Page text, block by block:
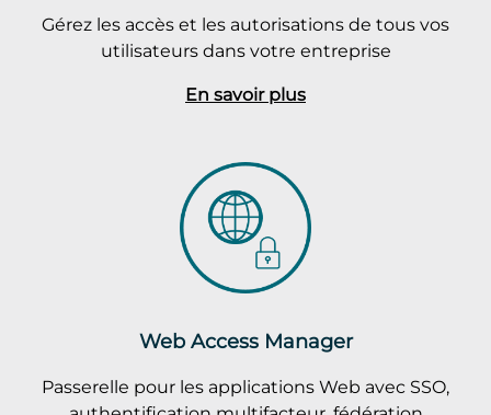
Gérez les accès et les autorisations de tous vos
utilisateurs dans votre entreprise
En savoir plus
Web Access Manager
Passerelle pour les applications Web avec SSO,